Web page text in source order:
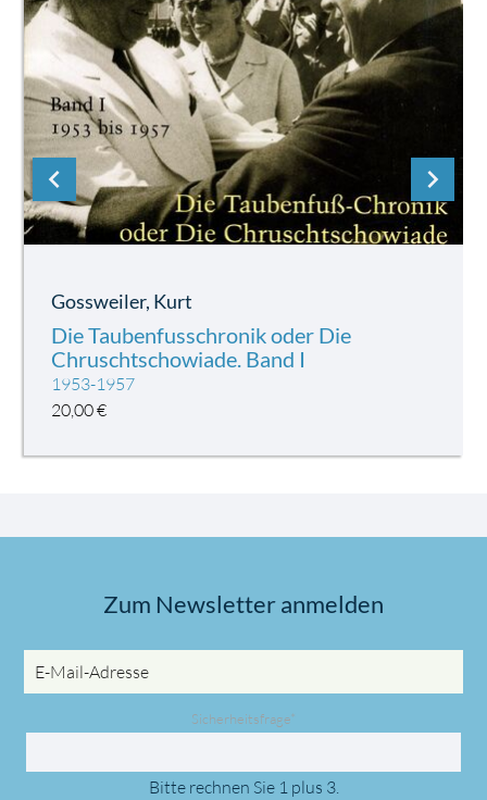
chevron_left
Gossweiler, Kurt
Die Taubenfusschronik oder Die
Chruschtschowiade. Band I
1953-1957
20,00€
chevron_right
Zum Newsletter anmelden
Adresse
Pflichtfeld
Sicherheitsfrage*
Bitte rechnen Sie 1 plus 3.